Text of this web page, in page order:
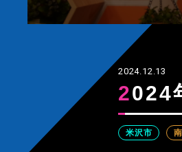
2024.12.13
米沢市